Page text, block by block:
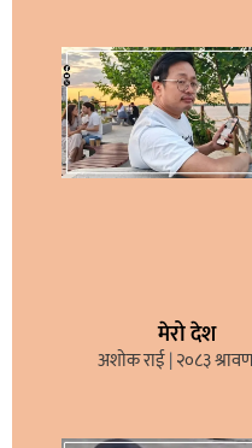
मेरो देश
अशोक राई २०८३